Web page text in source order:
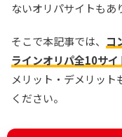
ないオリパサイトもあ
そこで本記事では、 コ
ラインオリパ全10サイ
メリット・デメリッ
ください。